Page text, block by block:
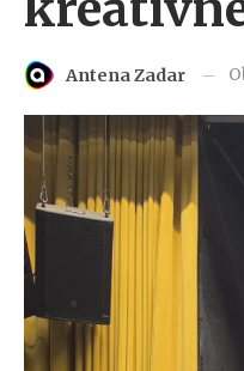
Antena Zadar